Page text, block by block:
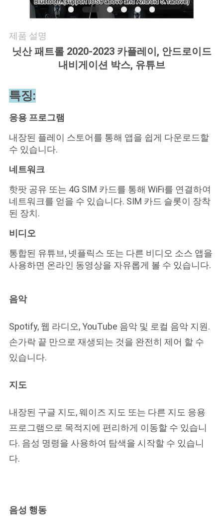
요
스
경
우
사
이
트
맵
PRIVACY
제품 설명
닛산 패트롤 2020-2023 카플레이, 안드로이드
내비게이션 박스, 유튜브
특징:
응용 프로그램
내장된 플레이 스토어를 통해 앱을 쉽게 다운로드할
수 있습니다.
네트워크
핫팟 공유 또는 4G SIM 카드를 통해 WiFi를 연결하여
네트워크를 얻을 수 있습니다. SIM 카드 슬롯이 장착
된 장치.
비디오
통합된 유튜브, 넷플릭스 또는 다른 비디오 소스 앱을
사용하면 온라인 동영상을 자유롭게 볼 수 있습니다.
음악
Spotify, 웹 라디오, YouTube 음악 및 로컬 음악 지원.
손가락 끝 만으로 재생되는 것을 완전히 제어 할 수
있습니다.
지도
내장된 구글 지도, 웨이즈 지도 또는 다른 지도 응용
프로그램으로 목적지에 편리하게 이동할 수 있습니
다. 음성 명령을 사용하여 탐색을 시작할 수 있습니
다.
음성 행동